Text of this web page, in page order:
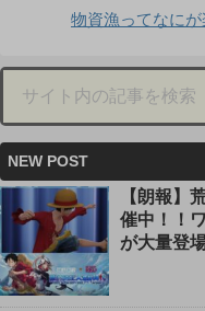
物資漁ってなに
NEW POST
【朗報】
催中！！
が大量登